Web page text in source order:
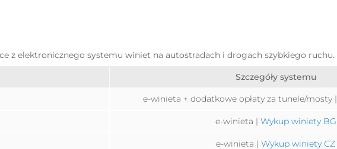
z elektronicznego systemu winiet na autostradach i drogach szybkiego ruchu.
Szczegóły systemu
e-winieta + dodatkowe opłaty za tunele/mosty |
e-winieta | Wykup winiety BG
e-winieta | Wykup winiety CZ